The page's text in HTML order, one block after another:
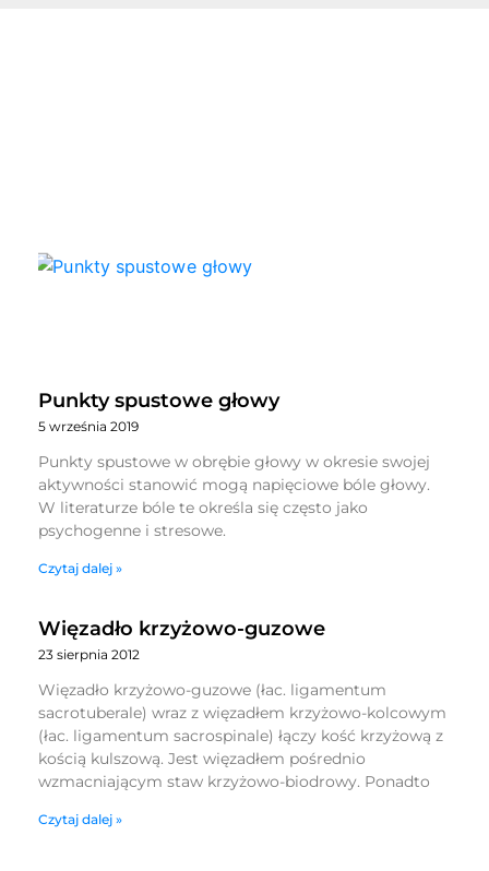
Punkty spustowe głowy
5 września 2019
Punkty spustowe w obrębie głowy w okresie swojej
aktywności stanowić mogą napięciowe bóle głowy.
W literaturze bóle te określa się często jako
psychogenne i stresowe.
Czytaj dalej »
Więzadło krzyżowo-guzowe
23 sierpnia 2012
Więzadło krzyżowo-guzowe (łac. ligamentum
sacrotuberale) wraz z więzadłem krzyżowo-kolcowym
(łac. ligamentum sacrospinale) łączy kość krzyżową z
kością kulszową. Jest więzadłem pośrednio
wzmacniającym staw krzyżowo-biodrowy. Ponadto
Czytaj dalej »